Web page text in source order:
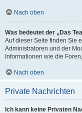
Nach oben
Was bedeutet der „Das
Auf dieser Seite finden Sie
Administratoren und der
Informationen wie die
Nach oben
Private Nachrichten
Ich kann keine Privaten